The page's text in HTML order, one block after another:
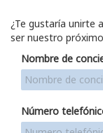
¿Te gustaría unirte
ser nuestro
Nombre de
Número